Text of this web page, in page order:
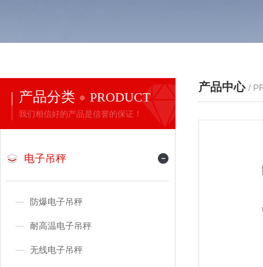
产品分类 PRODUCT
我们相信好的产品是信誉的保证！
电子吊秤
防爆电子吊秤
耐高温电子吊秤
无线电子吊秤
产品中心 /